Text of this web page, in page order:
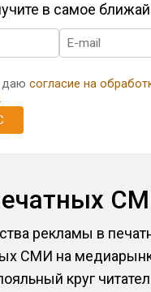
в самое
даю согласие на
рекламы в
СМИ на
круг